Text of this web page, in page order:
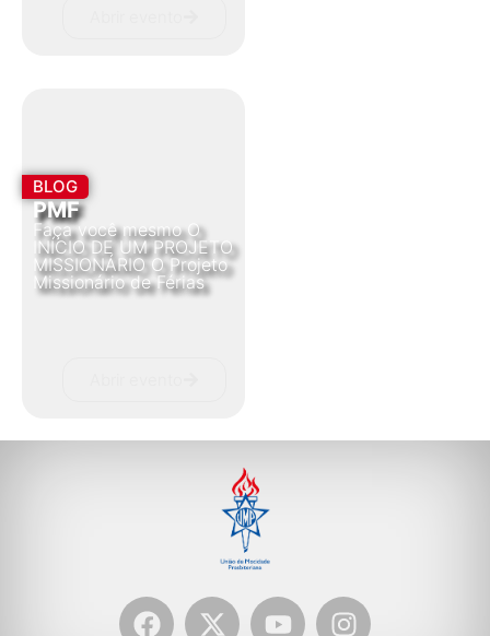
BLOG
PMF
Faça você mesmo O
INÍCIO DE UM PROJETO
MISSIONÁRIO O Projeto
Missionário de Férias